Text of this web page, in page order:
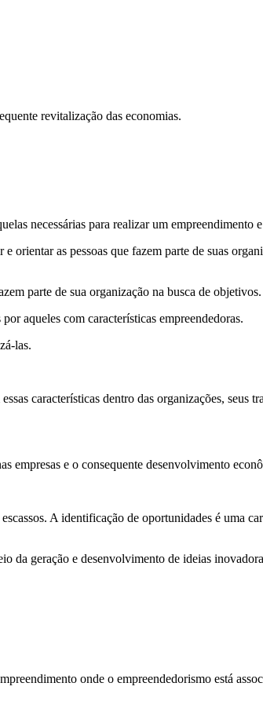
revitalização das economias.
necessárias para realizar um empreendimento
orientar as pessoas que fazem parte de suas
parte de sua organização na busca de objetivos.
aqueles com características empreendedoras.
las.
características dentro das organizações, seus
empresas e o consequente desenvolvimento
A identificação de oportunidades é uma
da geração e desenvolvimento de ideias
onde o empreendedorismo está